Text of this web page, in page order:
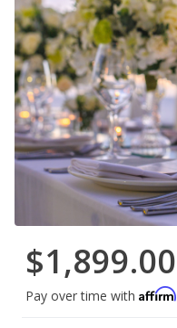
$1,899.00
Pay over time with Affirm